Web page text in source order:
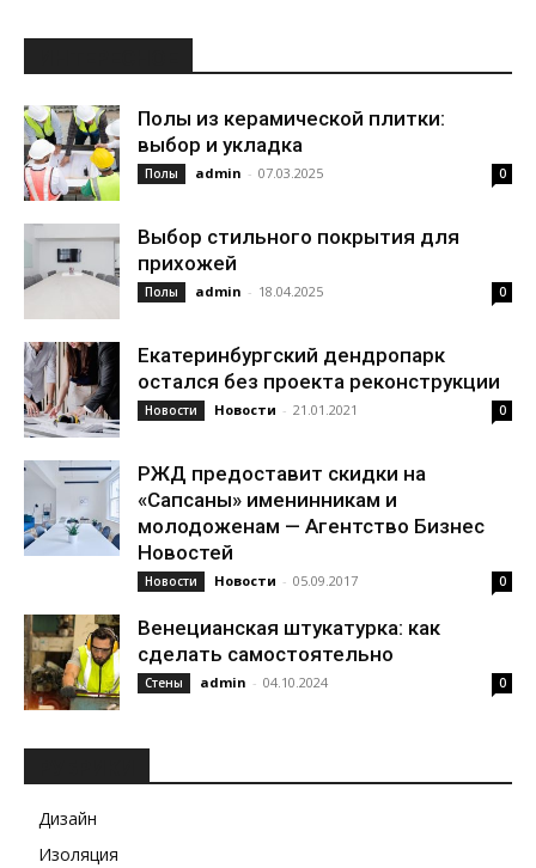
Полы из керамической плитки:
выбор и укладка
Полы admin - 07.03.2025 0
Выбор стильного покрытия для
прихожей
Полы admin - 18.04.2025 0
Екатеринбургский дендропарк
остался без проекта реконструкции
Новости Новости - 21.01.2021 0
РЖД предоставит скидки на
«Сапсаны» именинникам и
молодоженам — Агентство Бизнес
Новостей
Новости Новости - 05.09.2017 0
Венецианская штукатурка: как
сделать самостоятельно
Стены admin - 04.10.2024 0
Дизайн
Изоляция